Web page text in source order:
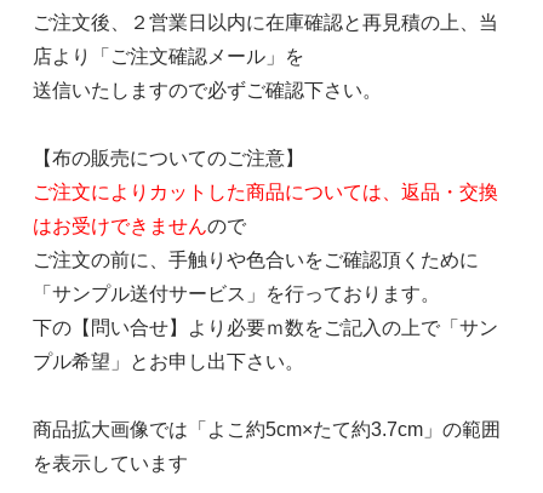
ご注文後、２営業日以内に在庫確認と再見積の上、当
店より「ご注文確認メール」を
送信いたしますので必ずご確認下さい。
【布の販売についてのご注意】
ご注文によりカットした商品については、返品・交換
はお受けできませんので
ご注文の前に、手触りや色合いをご確認頂くために
「サンプル送付サービス」を行っております。
下の【問い合せ】より必要ｍ数をご記入の上で「サン
プル希望」とお申し出下さい。
商品拡大画像では「よこ約5cm×たて約3.7cm」の範囲
を表示しています